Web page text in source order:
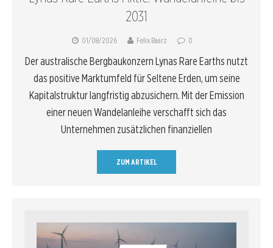
2031
01/08/2026 Felix Baarz 0
Der australische Bergbaukonzern Lynas Rare Earths nutzt
das positive Marktumfeld für Seltene Erden, um seine
Kapitalstruktur langfristig abzusichern. Mit der Emission
einer neuen Wandelanleihe verschafft sich das
Unternehmen zusätzlichen finanziellen
ZUM ARTIKEL